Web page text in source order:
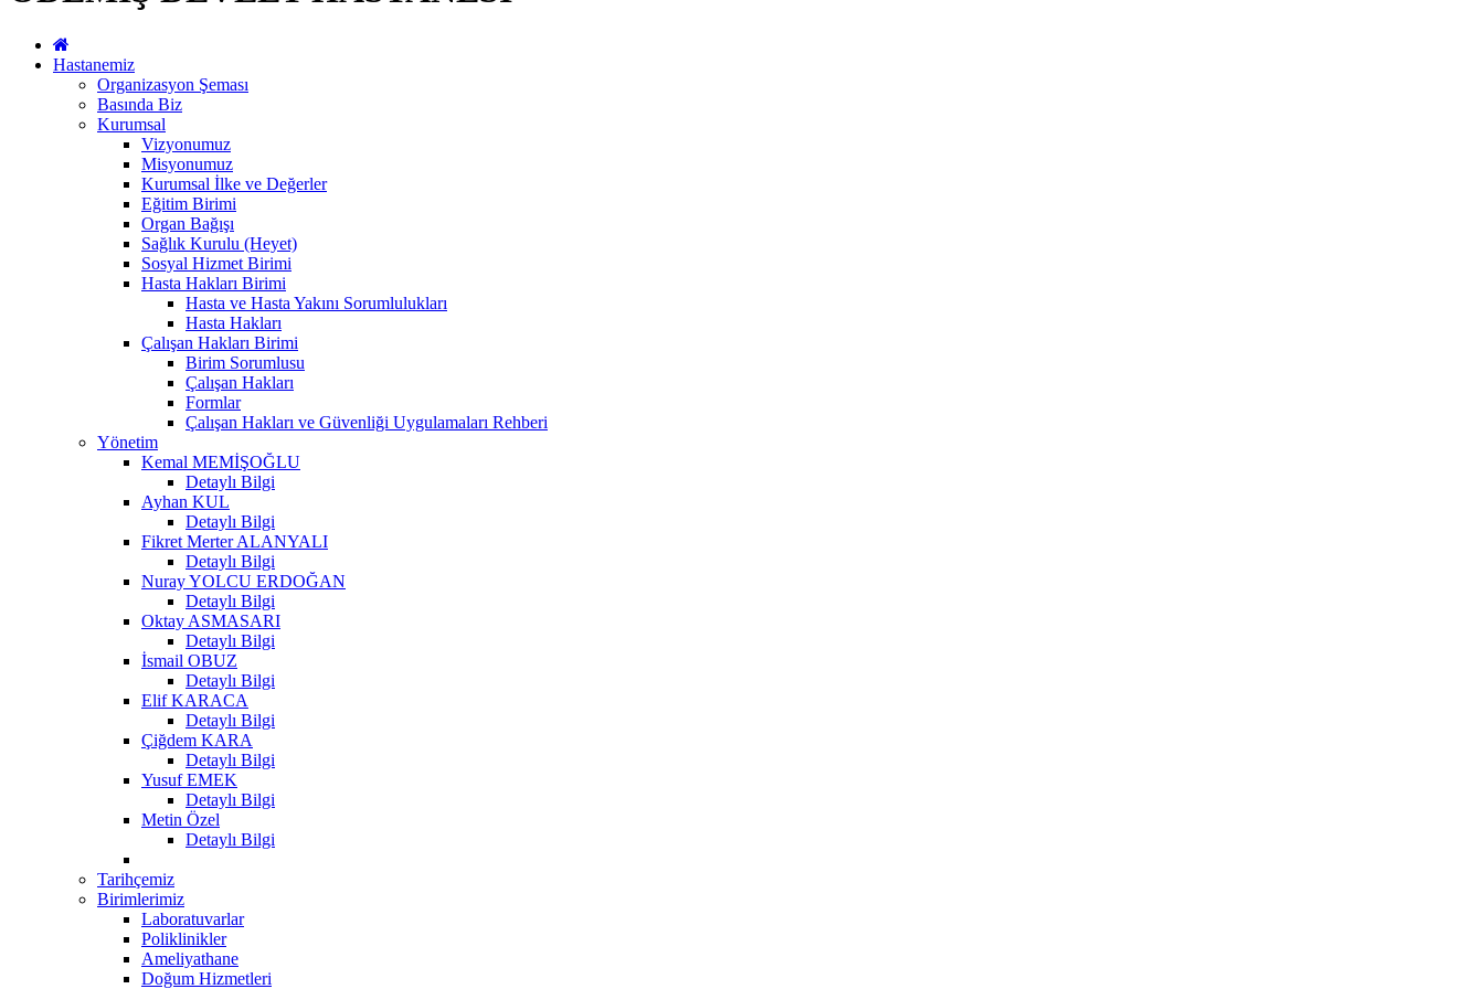
Hastanemiz
Organizasyon Şeması
Basında Biz
Kurumsal
Vizyonumuz
Misyonumuz
Kurumsal İlke ve Değerler
Eğitim Birimi
Organ Bağışı
Sağlık Kurulu (Heyet)
Sosyal Hizmet Birimi
Hasta Hakları Birimi
Hasta ve Hasta Yakını Sorumlulukları
Hasta Hakları
Çalışan Hakları Birimi
Birim Sorumlusu
Çalışan Hakları
Formlar
Çalışan Hakları ve Güvenliği Uygulamaları Rehberi
Yönetim
Kemal MEMİŞOĞLU
Detaylı Bilgi
Ayhan KUL
Detaylı Bilgi
Fikret Merter ALANYALI
Detaylı Bilgi
Nuray YOLCU ERDOĞAN
Detaylı Bilgi
Oktay ASMASARI
Detaylı Bilgi
İsmail OBUZ
Detaylı Bilgi
Elif KARACA
Detaylı Bilgi
Çiğdem KARA
Detaylı Bilgi
Yusuf EMEK
Detaylı Bilgi
Metin Özel
Detaylı Bilgi
Tarihçemiz
Birimlerimiz
Laboratuvarlar
Poliklinikler
Ameliyathane
Doğum Hizmetleri